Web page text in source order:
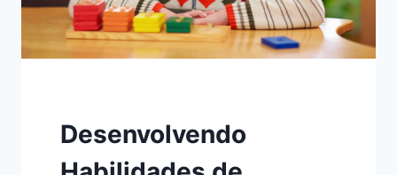
Desenvolvendo